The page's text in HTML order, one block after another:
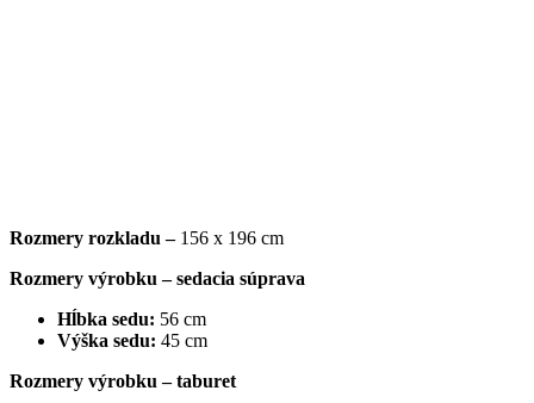
Rozmery rozkladu –156 x 196 cm
Rozmery výrobku – sedacia súprava
Hĺbka sedu: 56 cm
Výška sedu: 45 cm
Rozmery výrobku – taburet